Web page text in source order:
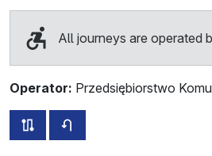
All journeys are operated
Operator: Przedsiębiorstwo
all routes of this line